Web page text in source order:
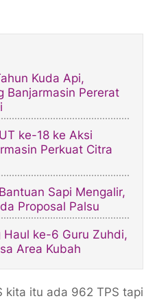
Kuda Api,
Banjarmasin Pererat
ke-18 ke Aksi
Perkuat Citra
Sapi Mengalir,
Proposal Palsu
Haul ke-6 Guru Zuhdi,
Area Kubah
kita itu ada 962 TPS tapi